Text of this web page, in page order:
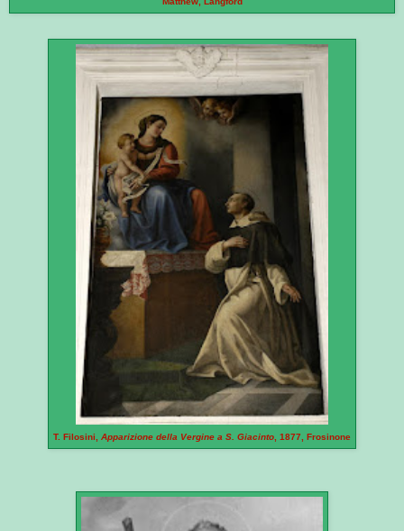
T. Filosini, Apparizione della Vergine a S. Giacinto , 1877, Frosinone